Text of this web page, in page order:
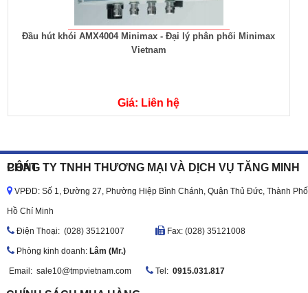
Đầu hút khói AMX4004 Minimax - Đại lý phân phối Minimax
Vietnam
Giá: Liên hệ
CÔNG TY TNHH THƯƠNG MẠI VÀ DỊCH VỤ TĂNG MINH PHÁT
VPĐD: Số 1, Đường 27, Phường Hiệp Bình Chánh, Quận Thủ Đức, Thành Phố
Hồ Chí Minh
Ðiện Thoại: (028) 35121007 Fax: (028) 35121008
Phòng kinh doanh: Lâm (Mr.)
Email: sale10@tmpvietnam.com Tel: 0915.031.817